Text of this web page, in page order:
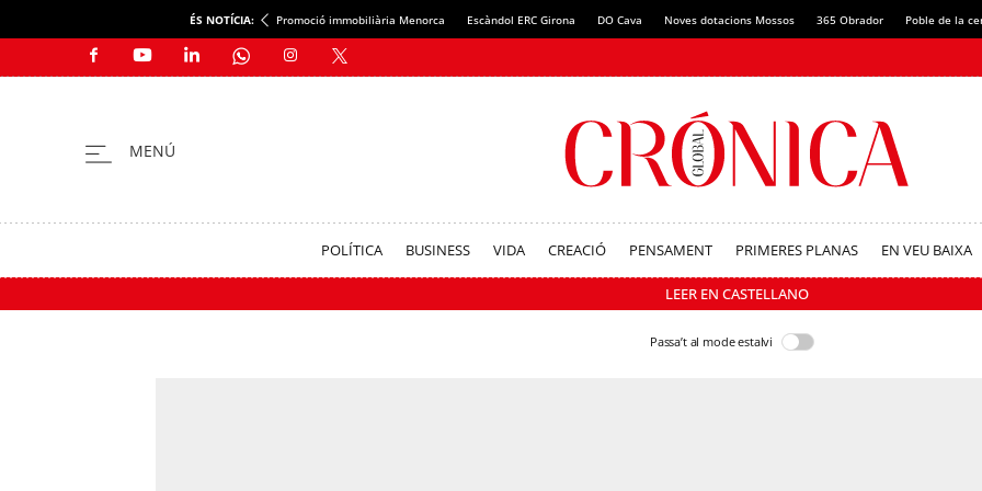
ÉS NOTÍCIA: Promoció immobiliària Menorca Escàndol ERC Girona DO Cava Noves dotacions Mossos 365 Obrador Poble de la
POLÍTICA BUSINESS VIDA CREACIÓ PENSAMENT PRIMERES PLANAS EN VEU BAIXA
LEER EN CASTELLANO
Passa’t al mode estalvi